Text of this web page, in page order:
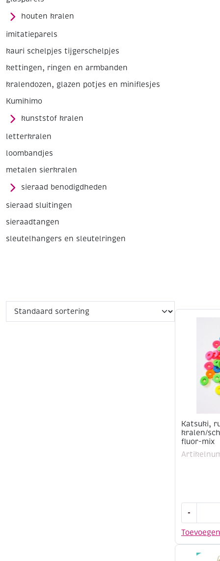
houten kralen
imitatieparels
kauri schelpjes tijgerschelpjes
kettingen, ringen en armbanden
kralendozen, glazen potjes en miniflesjes
Kumihimo
kunststof kralen
letterkralen
loombandjes
metalen sierkralen
sieraad benodigdheden
sieraad sluitingen
sieraadtangen
sleutelhangers en sleutelringen
Katsuki,
kralen/
fluor-mix
Toevoegen
-
kralen/
mm,